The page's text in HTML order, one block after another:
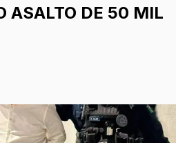
ASALTO DE 50 MIL